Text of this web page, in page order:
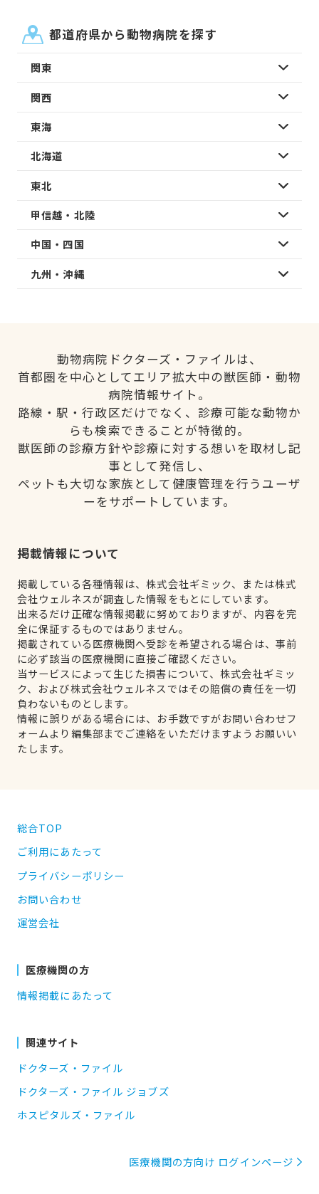
都道府県から動物病院を探す
関東
関西
東海
北海道
東北
甲信越・北陸
中国・四国
九州・沖縄
動物病院ドクターズ・ファイルは、
首都圏を中心としてエリア拡大中の獣医師・動物
病院情報サイト。
路線・駅・行政区だけでなく、診療可能な動物か
らも検索できることが特徴的。
獣医師の診療方針や診療に対する想いを取材し記
事として発信し、
ペットも大切な家族として健康管理を行うユーザ
ーをサポートしています。
掲載情報について
掲載している各種情報は、株式会社ギミック、または株式
会社ウェルネスが調査した情報をもとにしています。
出来るだけ正確な情報掲載に努めておりますが、内容を完
全に保証するものではありません。
掲載されている医療機関へ受診を希望される場合は、事前
に必ず該当の医療機関に直接ご確認ください。
当サービスによって生じた損害について、株式会社ギミッ
ク、および株式会社ウェルネスではその賠償の責任を一切
負わないものとします。
情報に誤りがある場合には、お手数ですがお問い合わせフ
ォームより編集部までご連絡をいただけますようお願いい
たします。
総合TOP
ご利用にあたって
プライバシーポリシー
お問い合わせ
運営会社
医療機関の方
情報掲載にあたって
関連サイト
ドクターズ・ファイル
ドクターズ・ファイル ジョブズ
ホスピタルズ・ファイル
医療機関の方向け ログインページ